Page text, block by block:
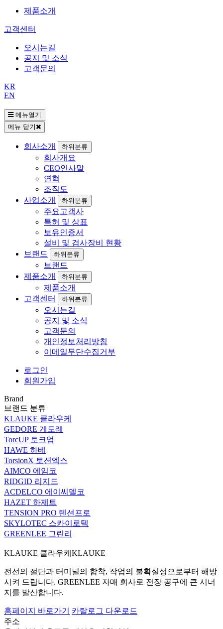
제품소개
고객센터
오시는길
공지 및 소식
고객문의
KR
EN
메뉴열기
메뉴 닫기
회사소개 하위분류
회사개요
CEO인사말
연혁
조직도
사업소개
하위분류
주요고객사
특허 및 상표
보유인증서
설비 및 검사장비 현황
브랜드
하위분류
브랜드
제품소개
하위분류
제품소개
고객센터
하위분류
오시는길
공지 및 소식
고객문의
개인정보처리방침
이메일무단수집거부
로그인
회원가입
Brand
브랜드 분류
KLAUKE 클라우케
GEDORE 게도레
TorcUP 토크업
HAWE 하베
TorsionX 토션엑스
AIMCO 에임코
RIDGID 리지드
ACDELCO 에이씨델코
HAZET 하제트
TENSION PRO 텐션프로
SKYLOTEC 스카이로텍
GREENLEE 그린리
KLAUKE 클라우케 KLAUKE
전선의 절단과 터미널의 합착, 작업의 불확실성으로부터 해방
시켜 드립니다. GREENLEE 자매 회사로 전장 공구에 큰 시너
지를 발산합니다.
홈페이지 바로가기
카탈로그 다운로드
주소